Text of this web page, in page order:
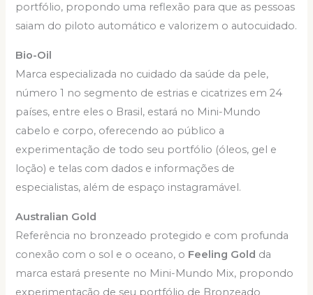
portfólio, propondo uma reflexão para que as pessoas
saiam do piloto automático e valorizem o autocuidado.
Bio-Oil
Marca especializada no cuidado da saúde da pele,
número 1 no segmento de estrias e cicatrizes em 24
países, entre eles o Brasil, estará no Mini-Mundo
cabelo e corpo, oferecendo ao público a
experimentação de todo seu portfólio (óleos, gel e
loção) e telas com dados e informações de
especialistas, além de espaço instagramável.
Australian Gold
Referência no bronzeado protegido e com profunda
conexão com o sol e o oceano, o Feeling Gold da
marca estará presente no Mini-Mundo Mix, propondo
experimentação de seu portfólio de Bronzeado